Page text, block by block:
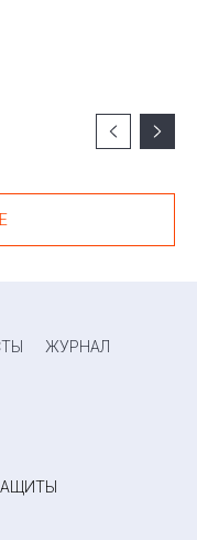
ЖУРНАЛ